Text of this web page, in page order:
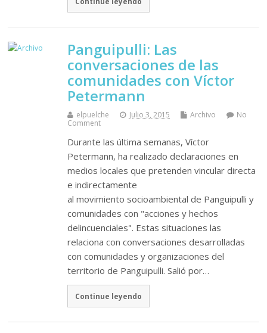
Panguipulli: Las
conversaciones de las
comunidades con Víctor
Petermann
elpuelche Julio 3, 2015 Archivo
No
Comment
Durante las última semanas, Víctor
Petermann, ha realizado declaraciones en
medios locales que pretenden vincular directa
e indirectamente
al movimiento socioambiental de Panguipulli y
comunidades con "acciones y hechos
delincuenciales". Estas situaciones las
relaciona con conversaciones desarrolladas
con comunidades y organizaciones del
territorio de Panguipulli. Salió por…
Continue leyendo